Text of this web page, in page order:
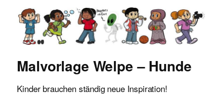
Malvorlagen für Kinder
Malvorlage Welpe – Hunde
Kinder brauchen ständig neue Inspiration!